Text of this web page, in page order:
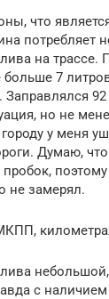
что
потребляет
на трассе.
7
Заправлялся
но не
у меня
Думаю,
не замерял.
с